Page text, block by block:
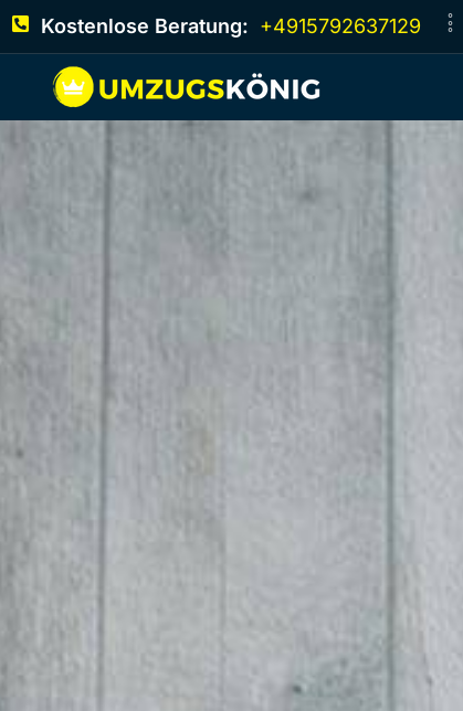
Kostenlose Beratung: +4915792637129